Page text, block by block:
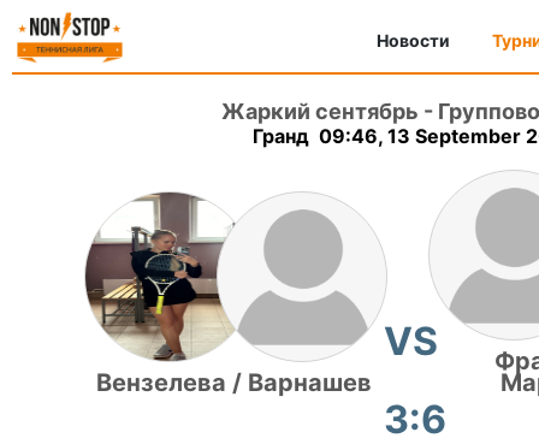
Новости
Жаркий сентябрь -
Гранд 09:46, 13 September
Вензелева / Варнашев
VS
3:6